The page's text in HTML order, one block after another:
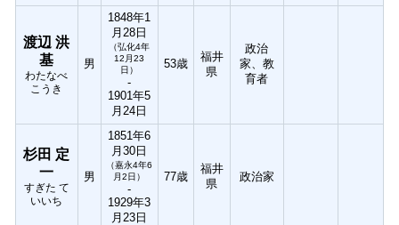
渡辺 洪
基
わたなべ
こうき
男
1848年1
月28日
（弘化4年
12月23
日）
-
1901年5
月24日
53歳
福井
県
政治
家、教
育者
杉田 定
一
すぎた て
いいち
男
1851年6
月30日
（嘉永4年6
月2日）
-
1929年3
月23日
77歳
福井
県
政治家